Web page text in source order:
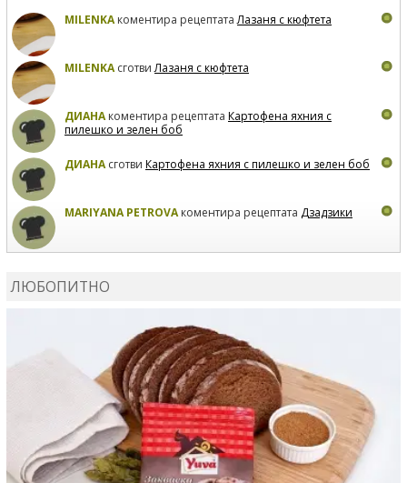
MILENKAкоментира рецептатаЛазаня с кюфтета
MILENKAсготвиЛазаня с кюфтета
ДИАНАкоментира рецептата Картофена яхния с
пилешко и зелен боб
ДИАНАсготви Картофена яхния с пилешко и зелен боб
MARIYANA PETROVAкоментира рецептата Дзадзики
ЛЮБОПИТНО